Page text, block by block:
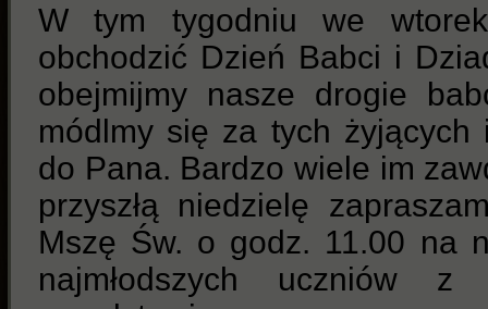
W tym tygodniu we
obchodzić Dzień Babci i
obejmijmy nasze drogie
módlmy się za tych
do Pana. Bardzo wiele im
przyszłą niedzielę
Mszę Św. o godz. 11.00 na
najmłodszych uczniów